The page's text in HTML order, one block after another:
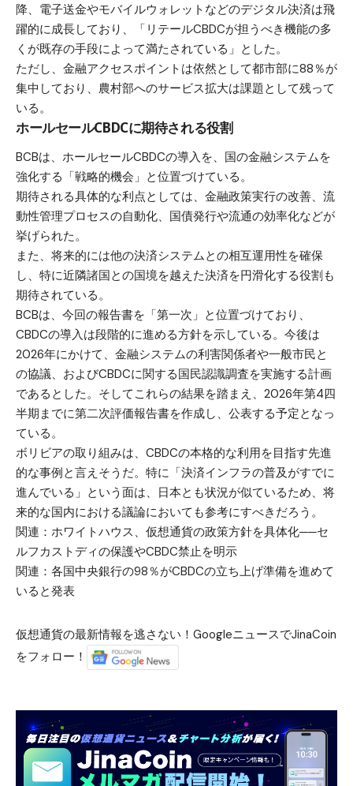
降、電子送金やモバイルウォレットなどのデジタル決済は飛
躍的に成長しており、「リテールCBDCが担うべき機能の多
くが既存の手段によって満たされている」とした。
ただし、金融アクセスポイントは依然として都市部に88％が
集中しており、農村部へのサービス拡大は課題として残って
いる。
ホールセールCBDCに期待される役割
BCBは、ホールセールCBDCの導入を、国の金融システムを
強化する「戦略的機会」と位置づけている。
期待される具体的な利点としては、金融政策実行の改善、流
動性管理プロセスの自動化、国債発行や流通の効率化などが
挙げられた。
また、将来的には他の決済システムとの相互運用性を確保
し、特に近隣諸国との国境を越えた決済を円滑化する役割も
期待されている。
BCBは、今回の報告書を「第一次」と位置づけており、
CBDCの導入は段階的に進める方針を示している。今後は
2026年にかけて、金融システムの利害関係者や一般市民と
の協議、およびCBDCに関する国民認識調査を実施する計画
であるとした。そしてこれらの結果を踏まえ、2026年第4四
半期までに第二次評価報告書を作成し、公表する予定となっ
ている。
ボリビアの取り組みは、CBDCの本格的な利用を目指す先進
的な事例と言えそうだ。特に「決済インフラの普及がすでに
進んでいる」という面は、日本とも状況が似ているため、将
来的な国内における議論においても参考にすべきだろう。
関連： ホワイトハウス、仮想通貨の政策方針を具体化──セ
ルフカストディの保護やCBDC禁止を明示
関連： 各国中央銀行の98％がCBDCの立ち上げ準備を進めて
いると発表
仮想通貨の最新情報を逃さない！GoogleニュースでJinaCoin
をフォロー！